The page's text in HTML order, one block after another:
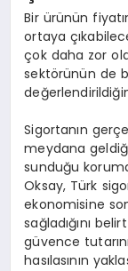
Bir ürünün
ortaya
çok daha zor
sektörünün de
Sigortanın
meydana
sunduğu
Oksay, Türk
ekonomisine
sağladığını
güvence
hasılasının